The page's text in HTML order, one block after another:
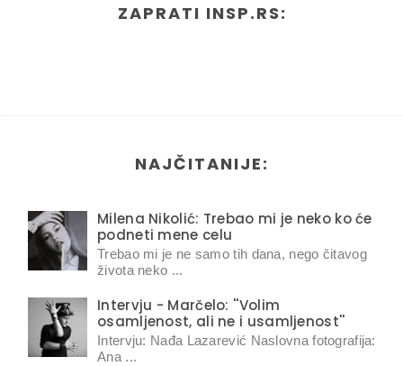
ZAPRATI INSP.RS:
NAJČITANIJE:
Milena Nikolić: Trebao mi je neko ko će
podneti mene celu
Trebao mi je ne samo tih dana, nego čitavog
života neko ...
Intervju - Marčelo: ''Volim
osamljenost, ali ne i usamljenost''
Intervju: Nađa Lazarević Naslovna fotografija:
Ana ...